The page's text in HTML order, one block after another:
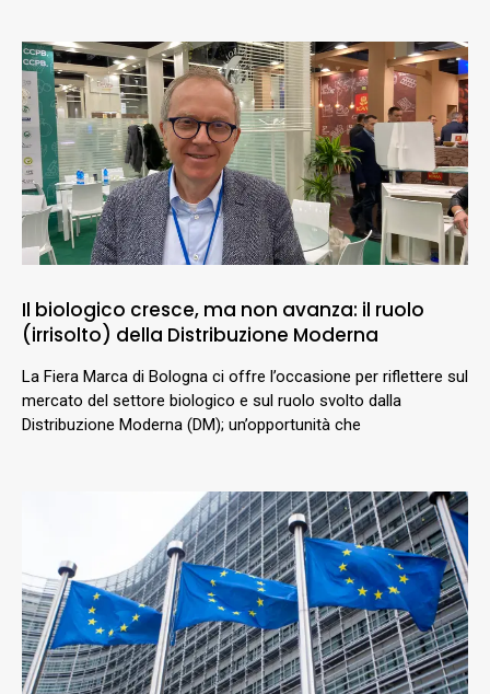
Il biologico cresce, ma non avanza: il ruolo
(irrisolto) della Distribuzione Moderna
La Fiera Marca di Bologna ci offre l’occasione per riflettere sul
mercato del settore biologico e sul ruolo svolto dalla
Distribuzione Moderna (DM); un’opportunità che